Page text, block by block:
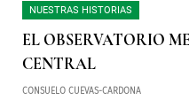
NUESTRAS HISTORIAS
EL OBSERVATORIO
CENTRAL
CONSUELO CUEVAS-CARDONA